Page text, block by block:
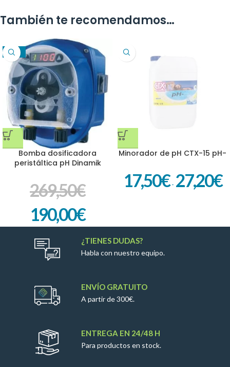
También te recomendamos…
-29%
Bomba dosificadora
peristáltica pH Dinamik
269,50€
190,00€
Minorador de pH CTX-15 pH-
17,50€ - 27,20€
¿TIENES DUDAS?
Habla con nuestro equipo.
ENVÍO GRATUITO
A partir de 300€.
ENTREGA EN 24/48 H
Para productos en stock.